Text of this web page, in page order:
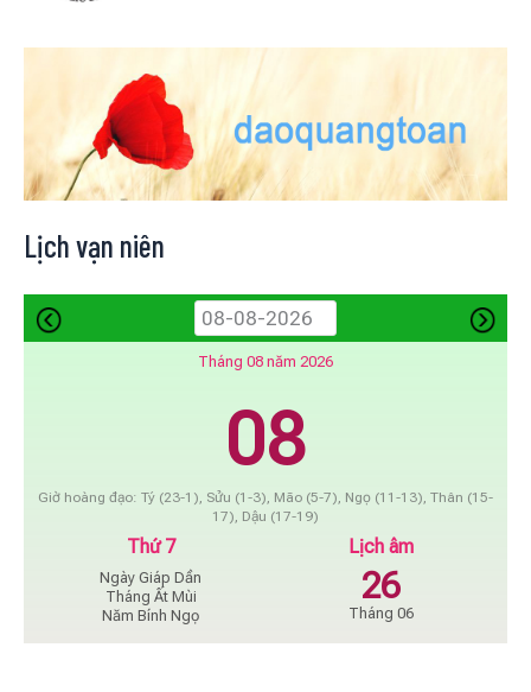
Lịch vạn niên
Tháng 08 năm 2026
08
Giờ hoàng đạo: Tý (23-1), Sửu (1-3), Mão (5-7), Ngọ (11-13), Thân (15-
17), Dậu (17-19)
Thứ 7
Ngày Giáp Dần
Tháng Ất Mùi
Năm Bính Ngọ
Lịch âm
26
Tháng 06